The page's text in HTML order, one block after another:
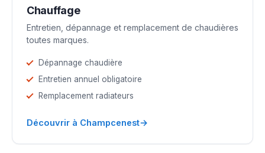
Chauffage
Entretien, dépannage et remplacement de chaudières
toutes marques.
Dépannage chaudière
Entretien annuel obligatoire
Remplacement radiateurs
Découvrir à Champcenest→